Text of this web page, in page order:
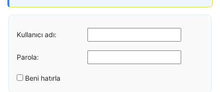
Kullanıcı adı:
Parola:
Beni hatırla